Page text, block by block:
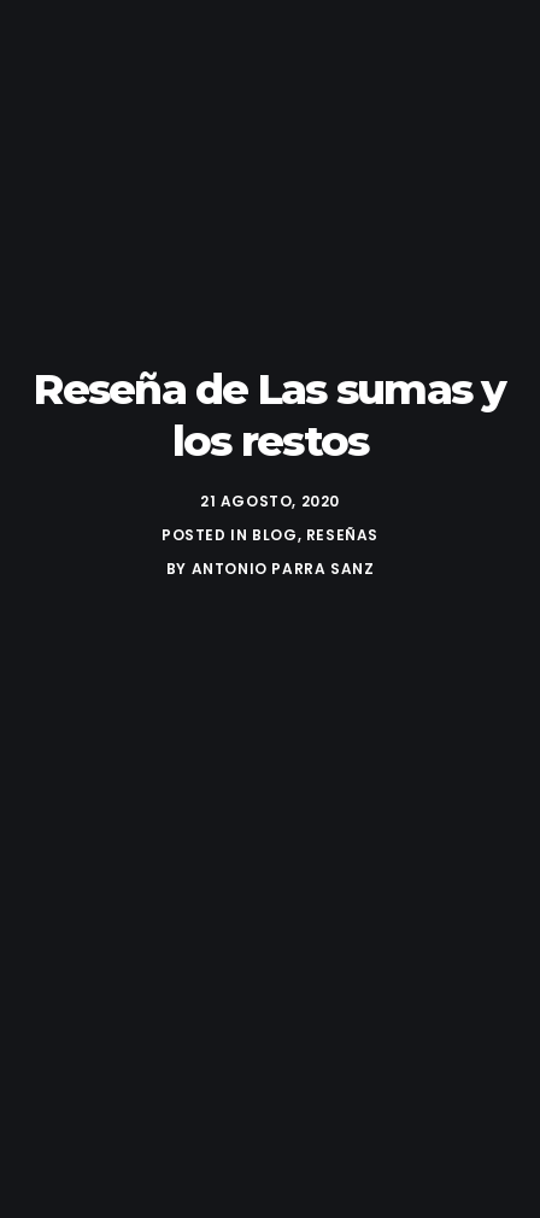
Reseña de Las sumas y
los restos
21 AGOSTO, 2020
POSTED IN BLOG, RESEÑAS
BY ANTONIO PARRA SANZ